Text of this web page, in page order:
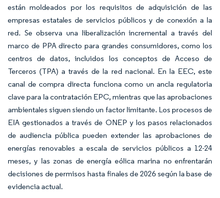
están moldeados por los requisitos de adquisición de las
empresas estatales de servicios públicos y de conexión a la
red. Se observa una liberalización incremental a través del
marco de PPA directo para grandes consumidores, como los
centros de datos, incluidos los conceptos de Acceso de
Terceros (TPA) a través de la red nacional. En la EEC, este
canal de compra directa funciona como un ancla regulatoria
clave para la contratación EPC, mientras que las aprobaciones
ambientales siguen siendo un factor limitante. Los procesos de
EIA gestionados a través de ONEP y los pasos relacionados
de audiencia pública pueden extender las aprobaciones de
energías renovables a escala de servicios públicos a 12-24
meses, y las zonas de energía eólica marina no enfrentarán
decisiones de permisos hasta finales de 2026 según la base de
evidencia actual.